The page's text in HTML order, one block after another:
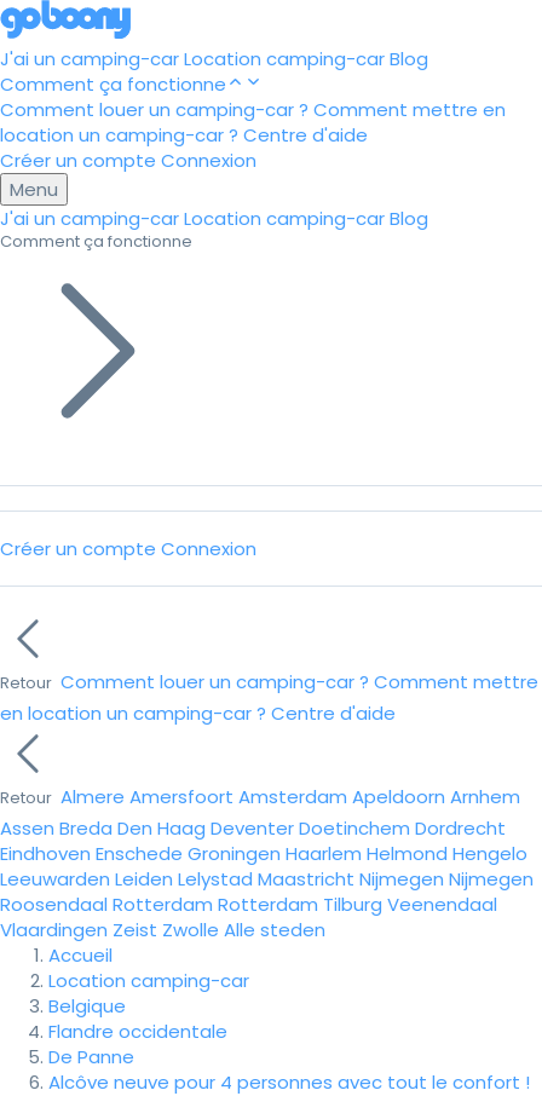
J'ai un camping-carLocation camping-carBlog
Comment ça fonctionne
Comment louer un camping-car ? Comment mettre en
location un camping-car ? Centre d'aide
Créer un compte Connexion
Menu
J'ai un camping-carLocation camping-carBlog
Comment ça fonctionne
Créer un compte Connexion
Retour Comment louer un camping-car ? Comment mettre
en location un camping-car ? Centre d'aide
Retour Almere Amersfoort Amsterdam Apeldoorn Arnhem
Assen Breda Den Haag DeventerDoetinchem Dordrecht
Eindhoven Enschede Groningen Haarlem Helmond Hengelo
Leeuwarden Leiden Lelystad Maastricht Nijmegen Nijmegen
Roosendaal Rotterdam Rotterdam Tilburg Veenendaal
Vlaardingen Zeist Zwolle Alle steden
Accueil
Location camping-car
Belgique
Flandre occidentale
De Panne
Alcôve neuve pour 4 personnes avec tout le confort !